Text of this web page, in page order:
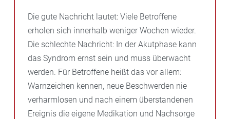
Die gute Nachricht lautet: Viele Betroffene
erholen sich innerhalb weniger Wochen wieder.
Die schlechte Nachricht: In der Akutphase kann
das Syndrom ernst sein und muss überwacht
werden. Für Betroffene heißt das vor allem:
Warnzeichen kennen, neue Beschwerden nie
verharmlosen und nach einem überstandenen
Ereignis die eigene Medikation und Nachsorge